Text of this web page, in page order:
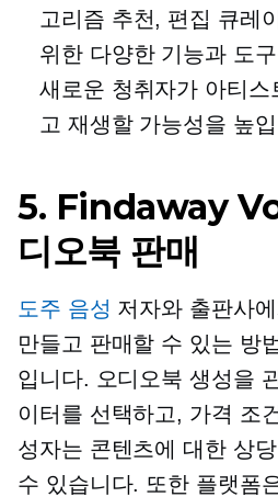
고리즘 추천, 편집 큐레
위한 다양한 기능과 도
새로운 청취자가 아티
고 재생할 가능성을 높
5. Findaway
디오북 판매
도주 음성 저자와 출판사
만들고 판매할 수 있는 방
입니다. 오디오북 생성을
이터를 선택하고, 가격 조
성자는 콘텐츠에 대한 상
수 있습니다. 또한 플랫폼